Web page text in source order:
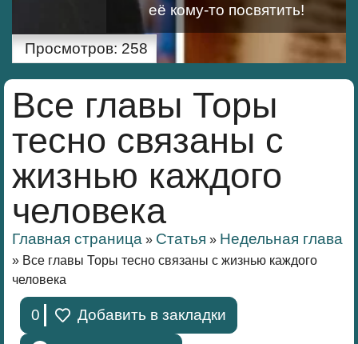
её кому-то посвятить!
Просмотров: 258
Все главы Торы
тесно связаны с
жизнью каждого
человека
Главная страница » Статья » Недельная глава
» Все главы Торы тесно связаны с жизнью каждого
человека
0 Добавить в закладки